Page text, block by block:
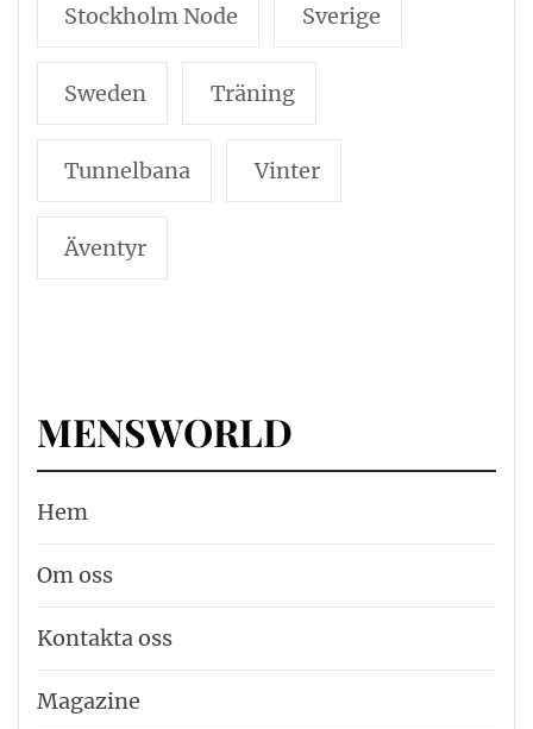
Stockholm Node Sverige
Sweden Träning
Tunnelbana Vinter
Äventyr
MENSWORLD
Hem
Om oss
Kontakta oss
Magazine